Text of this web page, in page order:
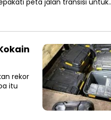
peta jalan transisi
rekor
itu